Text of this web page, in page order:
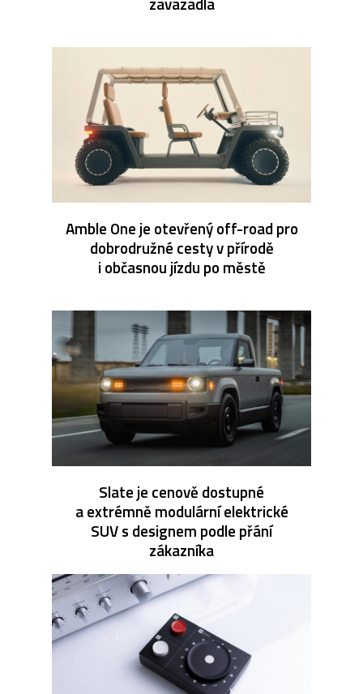
Amble One je otevřený off-road pro
dobrodružné cesty v přírodě
i občasnou jízdu po městě
Slate je cenově dostupné
a extrémně modulární elektrické
SUV s designem podle přání
zákazníka